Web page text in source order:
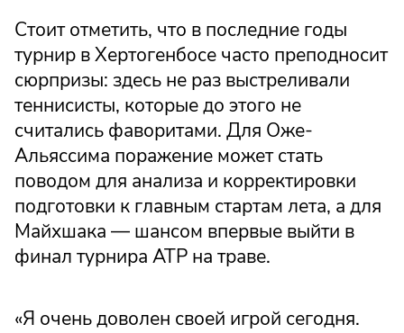
Стоит отметить, что в последние годы
турнир в Хертогенбосе часто преподносит
сюрпризы: здесь не раз выстреливали
теннисисты, которые до этого не
считались фаворитами. Для Оже-
Альяссима поражение может стать
поводом для анализа и корректировки
подготовки к главным стартам лета, а для
Майхшака — шансом впервые выйти в
финал турнира ATP на траве.
«Я очень доволен своей игрой сегодня.